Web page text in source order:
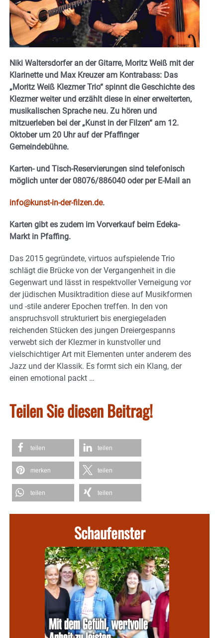
Niki Waltersdorfer an der Gitarre, Moritz Weiß mit der
Klarinette und Max Kreuzer am Kontrabass: Das
„Moritz Weiß Klezmer Trio“ spinnt die Geschichte des
Klezmer weiter und erzählt diese in einer erweiterten,
musikalischen Sprache neu. Zu hören und
mitzuerleben bei der „Kunst in der Filzen“ am 12.
Oktober um 20 Uhr auf der Pfaffinger
Gemeindebühne.
Karten- und Tisch-Reservierungen sind telefonisch
möglich unter der 08076/886040 oder per E-Mail an
info@kunst-in-der-filzen.de.
Karten gibt es zudem im Vorverkauf beim Edeka-
Markt in Pfaffing.
Das 2015 gegründete, virtuos aufspielende Trio
schlägt die Brücke von der Vergangenheit in die
Gegenwart und lässt in respektvoller Verneigung vor
der jüdischen Musiktradition diese auf Musikformen
und -stile anderer Epochen treffen. In den von
anspruchsvoll strukturiert bis energiegeladen
reichenden Stücken des jungen Dreiergespanns
verwebt sich der Klezmer in kunstvoller und
vielschichtiger Art mit Elementen unter anderem des
Jazz und der Klassik. Es formt sich ein Klang, der
einen emotional packt …
Teilen Sie diesen Beitrag!
teilen teilen
merken teilen
teilen teilen
Schaufenster